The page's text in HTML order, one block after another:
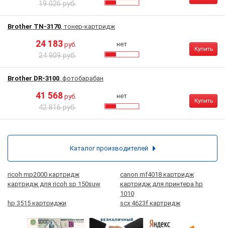
19 026 руб.
Brother TN-3170, тонер-картридж
24 183 руб.
24 909 руб.
нет
Купить
Brother DR-3100, фотобарабан
41 568 руб.
42 816 руб.
нет
Купить
ricoh mp2000 картридж
canon mf4018 картридж
картридж для ricoh sp 150suw
картридж для принтера hp
1010
hp 3515 картриджи
scx 4623f картридж